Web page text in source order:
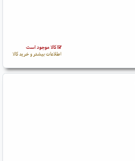
کالا موجود است
اطلاعات بیشتر و خرید کالا